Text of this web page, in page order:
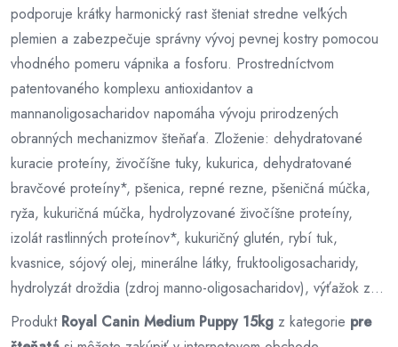
podporuje krátky harmonický rast šteniat stredne veľkých
plemien a zabezpečuje správny vývoj pevnej kostry pomocou
vhodného pomeru vápnika a fosforu. Prostredníctvom
patentovaného komplexu antioxidantov a
mannanoligosacharidov napomáha vývoju prirodzených
obranných mechanizmov šteňaťa. Zloženie: dehydratované
kuracie proteíny, živočíšne tuky, kukurica, dehydratované
bravčové proteíny*, pšenica, repné rezne, pšeničná múčka,
ryža, kukuričná múčka, hydrolyzované živočíšne proteíny,
izolát rastlinných proteínov*, kukuričný glutén, rybí tuk,
kvasnice, sójový olej, minerálne látky, fruktooligosacharidy,
hydrolyzát droždia (zdroj manno-oligosacharidov), výťažok z...
Produkt Royal Canin Medium Puppy 15kg z kategorie pre